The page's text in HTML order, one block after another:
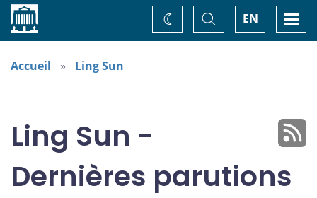
Accueil EN
Basculer
la
recherche
Changez
de
Accueil Ling Sun
Ling Sun -
Dernières parutions